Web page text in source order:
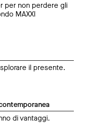
per non perdere gli
MAXXI
il presente.
di vantaggi.